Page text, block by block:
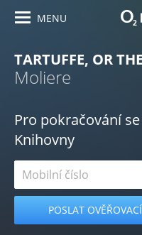
MENU
TARTUFFE, OR
Moliere
Pro pokračování
Knihovny